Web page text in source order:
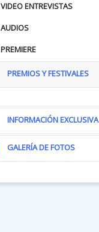
VIDEO ENTREVISTAS
AUDIOS
PREMIERE
PREMIOS Y FESTIVALES
INFORMACIÓN EXCLUSIVA
GALERÍA DE FOTOS